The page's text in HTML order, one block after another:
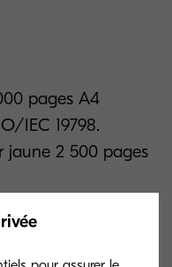
pages A4
IEC 19798.
jaune 2 500 pages